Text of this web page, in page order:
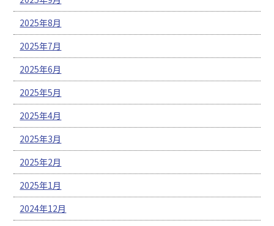
2025年8月
2025年7月
2025年6月
2025年5月
2025年4月
2025年3月
2025年2月
2025年1月
2024年12月